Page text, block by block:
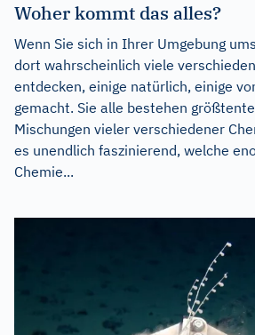
Woher kommt das alles?
Wenn Sie sich in Ihrer Umgebung
dort wahrscheinlich viele
entdecken, einige natürlich, einige
gemacht. Sie alle bestehen
Mischungen vieler verschiedener
es unendlich faszinierend, welche
Chemie...